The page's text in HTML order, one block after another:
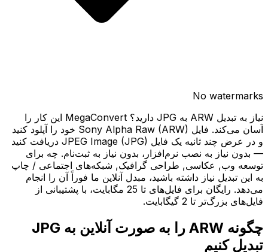
No watermarks
نیاز به تبدیل ARW به JPG دارید؟ MegaConvert این کار را
آسان می‌کند. فایل Sony Alpha Raw (ARW) خود را آپلود کنید
و در عرض چند ثانیه یک فایل JPEG Image (JPG) دریافت کنید
— بدون نیاز به نصب نرم‌افزار، بدون نیاز به ثبت‌نام. چه برای
توسعه وب, عکاسی, طراحی گرافیک, شبکه‌های اجتماعی / چاپ
به این تبدیل نیاز داشته باشید، مبدل آنلاین ما فوراً آن را انجام
می‌دهد. رایگان برای فایل‌های تا 25 مگابایت، با پشتیبانی از
فایل‌های بزرگ‌تر تا 2 گیگابایت.
چگونه ARW را به صورت آنلاین به JPG
تبدیل کنیم